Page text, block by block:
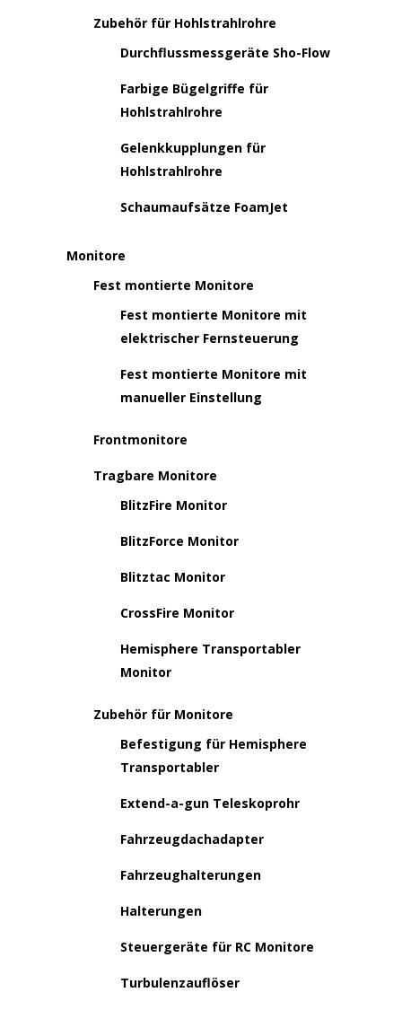
Zubehör für Hohlstrahlrohre
Durchflussmessgeräte Sho-Flow
Farbige Bügelgriffe für
Hohlstrahlrohre
Gelenkkupplungen für
Hohlstrahlrohre
Schaumaufsätze FoamJet
Monitore
Fest montierte Monitore
Fest montierte Monitore mit
elektrischer Fernsteuerung
Fest montierte Monitore mit
manueller Einstellung
Frontmonitore
Tragbare Monitore
BlitzFire Monitor
BlitzForce Monitor
Blitztac Monitor
CrossFire Monitor
Hemisphere Transportabler
Monitor
Zubehör für Monitore
Befestigung für Hemisphere
Transportabler
Extend-a-gun Teleskoprohr
Fahrzeugdachadapter
Fahrzeughalterungen
Halterungen
Steuergeräte für RC Monitore
Turbulenzauflöser